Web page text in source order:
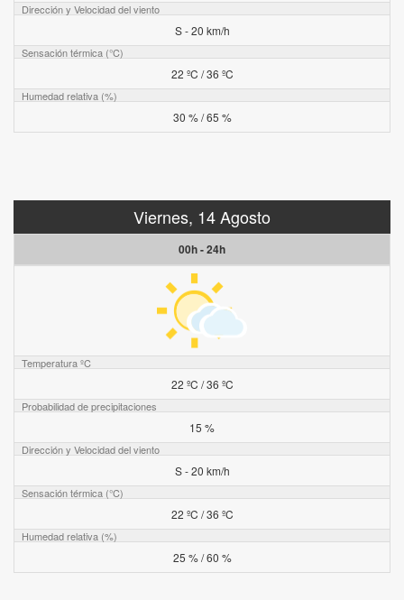
Dirección y Velocidad del viento
S - 20 km/h
Sensación térmica (°C)
22 ºC / 36 ºC
Humedad relativa (%)
30 % / 65 %
Viernes, 14 Agosto
00h - 24h
Temperatura ºC
22 ºC / 36 ºC
Probabilidad de precipitaciones
15 %
Dirección y Velocidad del viento
S - 20 km/h
Sensación térmica (°C)
22 ºC / 36 ºC
Humedad relativa (%)
25 % / 60 %